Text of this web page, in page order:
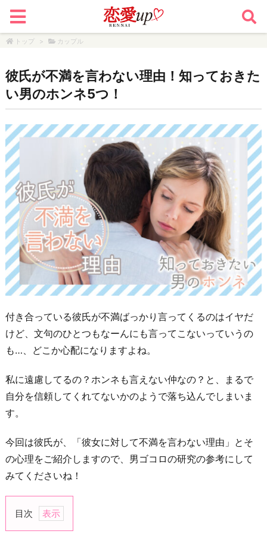
トップ > カップル
彼氏が不満を言わない理由！知っておきた
い男のホンネ5つ！
付き合っている彼氏が不満ばっかり言ってくるのはイヤだ
けど、文句のひとつもなーんにも言ってこないっていうの
も…、どこか心配になりますよね。
私に遠慮してるの？ホンネも言えない仲なの？と、まるで
自分を信頼してくれてないかのようで落ち込んでしまいま
す。
今回は彼氏が、「彼女に対して不満を言わない理由」とそ
の心理をご紹介しますので、男ゴコロの研究の参考にして
みてくださいね！
目次
1.